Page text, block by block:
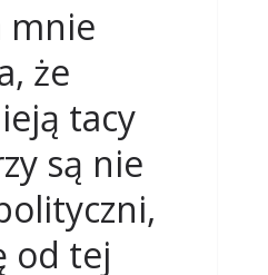
mnie
że
tacy
są nie
od tej